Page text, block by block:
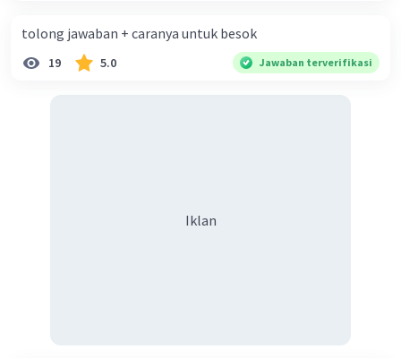
bahasa, dan budaya. Berdasarkan pernyataan tersebut,
apa yang dapat kalian lakukan untuk menjaga
tolong jawaban + caranya untuk besok
19 5.0 Jawaban terverifikasi
Iklan